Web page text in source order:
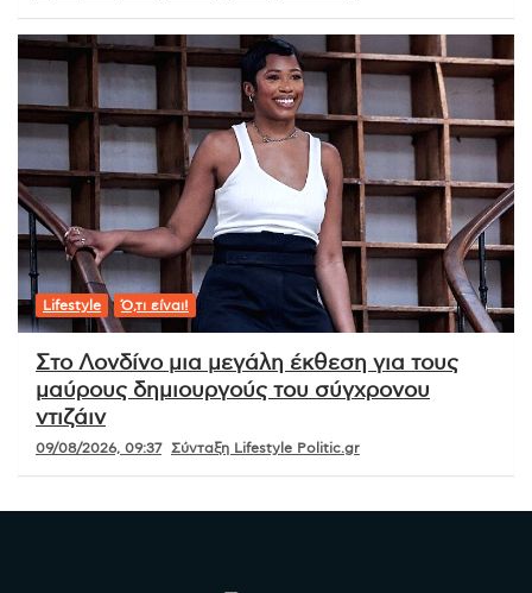
Lifestyle Ό,τι είναι!
Στο Λονδίνο μια μεγάλη έκθεση για τους
μαύρους δημιουργούς του σύγχρονου
ντιζάιν
09/08/2026, 09:37 Σύνταξη Lifestyle Politic.gr